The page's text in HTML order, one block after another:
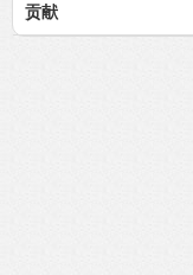
贡献